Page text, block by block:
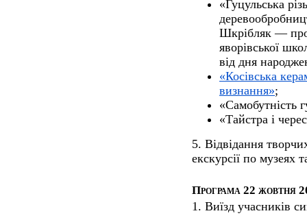
«Гуцульська
Шкрібляк —
яворівської
від дня
«Косівська
визнання»;
«Самобутність
«Тайстра і
5. Відвідання
екскурсії по музеях
Програма 22 жовтня
1. Виїзд учасників